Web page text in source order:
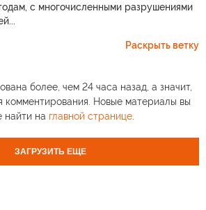
с многочисленными разрушениями
Раскрыть ветку
более, чем 24 часа назад, а значит,
комментирования. Новые материалы вы
найти на главной странице.
ЗАГРУЗИТЬ ЕЩЕ